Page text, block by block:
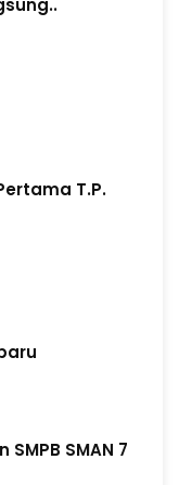
T.P.
SMAN 7